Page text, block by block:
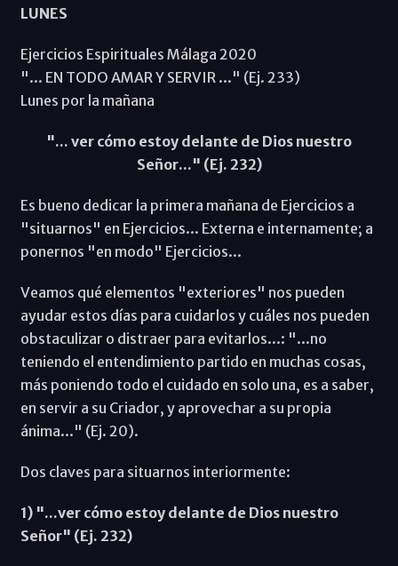
LUNES
Ejercicios Espirituales Málaga 2020
"... EN TODO AMAR Y SERVIR ..." (Ej. 233)
Lunes por la mañana
"... ver cómo estoy delante de Dios nuestro
Señor..." (Ej. 232)
Es bueno dedicar la primera mañana de Ejercicios a
"situarnos" en Ejercicios... Externa e internamente; a
ponernos "en modo" Ejercicios...
Veamos qué elementos "exteriores" nos pueden
ayudar estos días para cuidarlos y cuáles nos pueden
obstaculizar o distraer para evitarlos...: "...no
teniendo el entendimiento partido en muchas cosas,
más poniendo todo el cuidado en solo una, es a saber,
en servir a su Criador, y aprovechar a su propia
ánima..." (Ej. 20).
Dos claves para situarnos interiormente:
1) "...ver cómo estoy delante de Dios nuestro
Señor" (Ej. 232)